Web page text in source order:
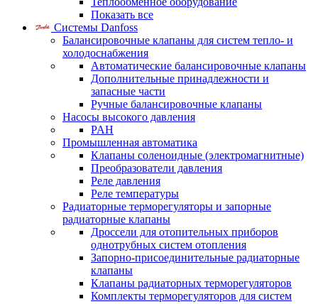
Показать все
Системы Danfoss
Балансировочные клапаны для систем тепло- и
холодоснабжения
Автоматические балансировочные клапаны
Дополнительные принадлежности и
запасные части
Ручные балансировочные клапаны
Насосы высокого давления
PAH
Промышленная автоматика
Клапаны соленоидные (электромагнитные)
Преобразователи давления
Реле давления
Реле температуры
Радиаторные терморегуляторы и запорные
радиаторные клапаны
Дроссели для отопительных приборов
однотрубных систем отопления
Запорно-присоединительные радиаторные
клапаны
Клапаны радиаторных терморегуляторов
Комплекты терморегуляторов для систем